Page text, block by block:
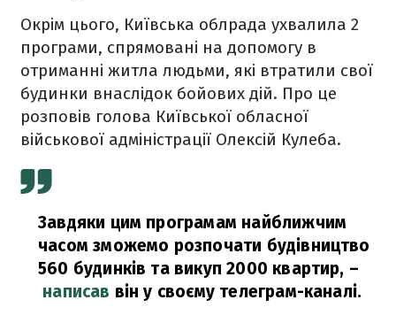
Окрім цього, Київська облрада ухвалила 2
програми, спрямовані на допомогу в
отриманні житла людьми, які втратили свої
будинки внаслідок бойових дій. Про це
розповів голова Київської обласної
військової адміністрації Олексій Кулеба.
Завдяки цим програмам найближчим
часом зможемо розпочати будівництво
560 будинків та викуп 2000 квартир, –
написав він у своєму телеграм-каналі.